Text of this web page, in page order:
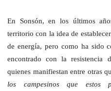
En Sonsón, en los últimos
territorio con la idea de
de energía, pero como ha sido
encontrado con la resistencia
quienes manifiestan entre otras
los campesinos que estos